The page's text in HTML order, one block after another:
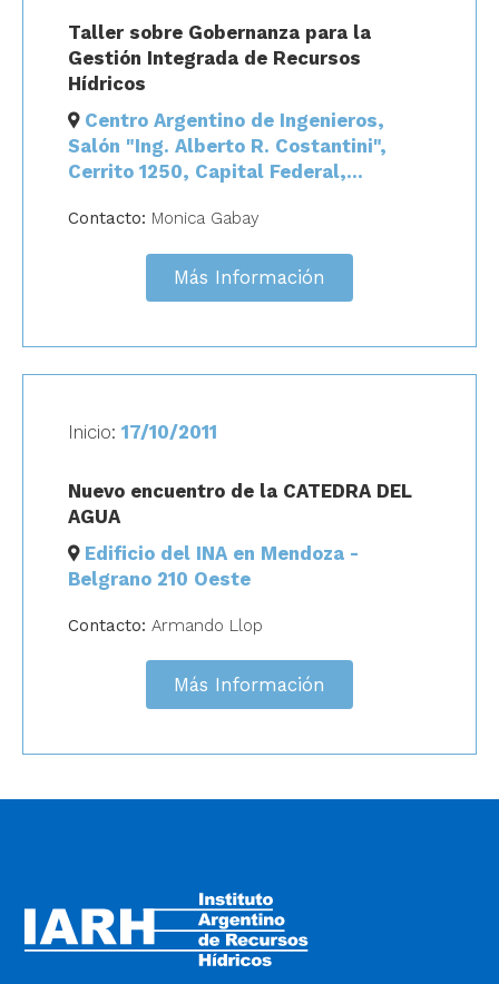
Taller sobre Gobernanza para la
Gestión Integrada de Recursos
Hídricos
Centro Argentino de Ingenieros,
Salón "Ing. Alberto R. Costantini",
Cerrito 1250, Capital Federal,
Contacto: Monica Gabay
Más Información
Inicio: 17/10/2011
Nuevo encuentro de la CATEDRA DEL
AGUA
Edificio del INA en Mendoza -
Belgrano 210 Oeste
Contacto: Armando Llop
Más Información